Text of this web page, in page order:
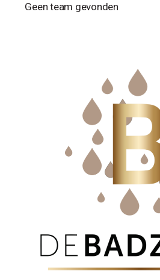
Geen team gevonden